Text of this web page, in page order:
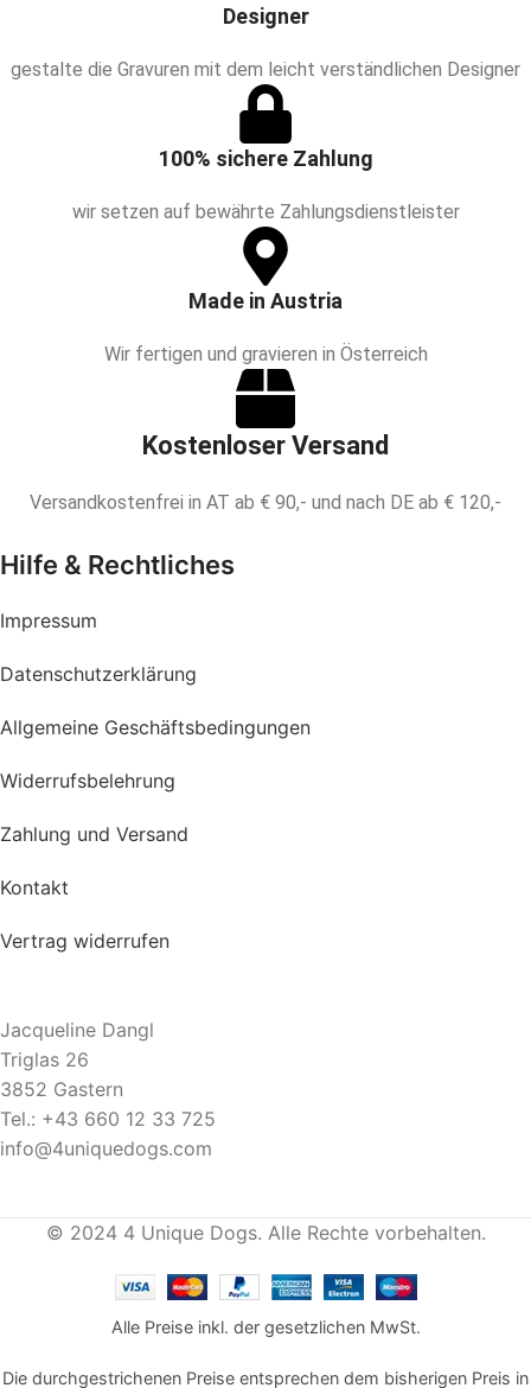
Designer
gestalte die Gravuren mit dem leicht verständlichen Designer
100% sichere Zahlung
wir setzen auf bewährte Zahlungsdienstleister
Made in Austria
Wir fertigen und gravieren in Österreich
Kostenloser Versand
Versandkostenfrei in AT ab € 90,- und nach DE ab € 120,-
Hilfe & Rechtliches
Impressum
Datenschutzerklärung
Allgemeine Geschäftsbedingungen
Widerrufsbelehrung
Zahlung und Versand
Kontakt
Vertrag widerrufen
Jacqueline Dangl
Triglas 26
3852 Gastern
Tel.: +43 660 12 33 725
info@4uniquedogs.com
© 2024 4 Unique Dogs. Alle Rechte vorbehalten.
Alle Preise inkl. der gesetzlichen MwSt.
Die durchgestrichenen Preise entsprechen dem bisherigen Preis in